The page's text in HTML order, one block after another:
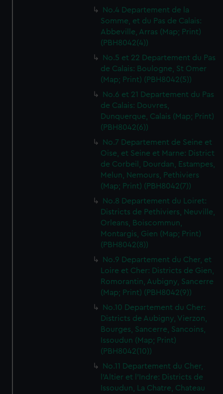
No.4 Departement de la
Somme, et du Pas de Calais:
Abbeville, Arras (Map; Print)
(PBH8042(4))
No.5 et 22 Departement du Pas
de Calais: Boulogne, St Omer
(Map; Print) (PBH8042(5))
No.6 et 21 Departement du Pas
de Calais: Douvres,
Dunquerque, Calais (Map; Print)
(PBH8042(6))
No.7 Departement de Seine et
Oise, et Seine et Marne: District
de Corbeil, Dourdan, Estampes,
Melun, Nemours, Pethiviers
(Map; Print) (PBH8042(7))
No.8 Departement du Loiret:
Districts de Pethiviers, Neuville,
Orleans, Boiscommun,
Montargis, Gien (Map; Print)
(PBH8042(8))
No.9 Departement du Cher, et
Loire et Cher: Districts de Gien,
Romorantin, Aubigny, Sancerre
(Map; Print) (PBH8042(9))
No.10 Departement du Cher:
Districts de Aubigny, Vierzon,
Bourges, Sancerre, Sancoins,
Issoudun (Map; Print)
(PBH8042(10))
No.11 Departement du Cher,
l'Altier et l'Indre: Districts de
Issoudun, La Chatre, Chateau